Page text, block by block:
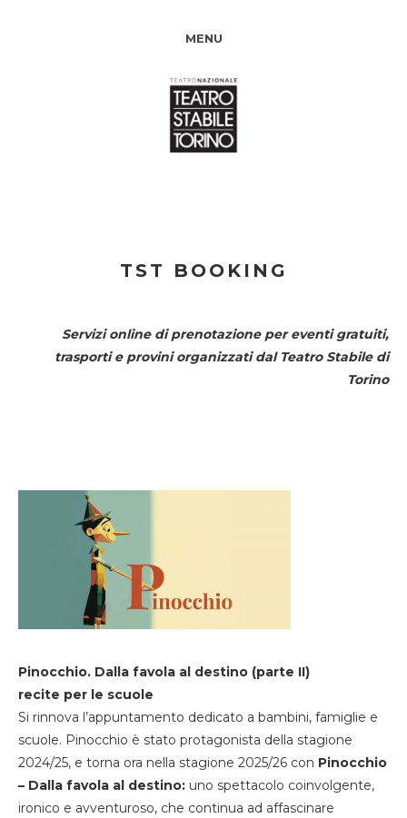
MENU
TST BOOKING
Servizi online di prenotazione per eventi gratuiti,
trasporti e provini organizzati dal Teatro Stabile di
Torino
Pinocchio. Dalla favola al destino (parte II)
recite per le scuole
Si rinnova l’appuntamento dedicato a bambini, famiglie e
scuole. Pinocchio è stato protagonista della stagione
2024/25, e torna ora nella stagione 2025/26 con Pinocchio
– Dalla favola al destino: uno spettacolo coinvolgente,
ironico e avventuroso, che continua ad affascinare